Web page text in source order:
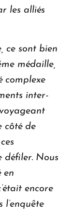
les alliés
ce sont bien
médaille,
complexe
inter-
côté de
défiler. Nous
en
encore